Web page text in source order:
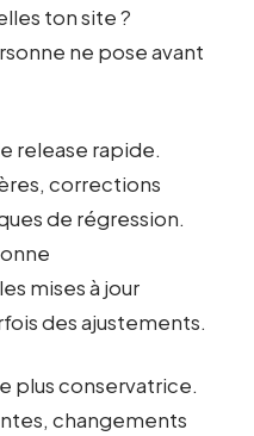
ton site ?
ne pose avant
release rapide.
corrections
de régression.
mises à jour
des ajustements.
plus conservatrice.
changements